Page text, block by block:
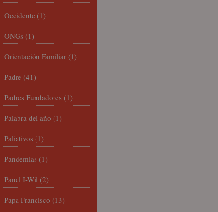
Occidente (1)
ONGs (1)
Orientación Familiar (1)
Padre (41)
Padres Fundadores (1)
Palabra del año (1)
Paliativos (1)
Pandemias (1)
Panel I-Wil (2)
Papa Francisco (13)